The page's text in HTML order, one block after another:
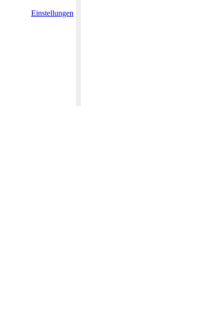
Einstellungen